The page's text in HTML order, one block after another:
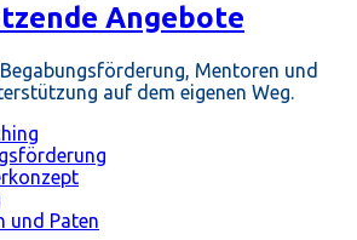
Angebote
Mentoren und
auf dem eigenen Weg.
und Paten